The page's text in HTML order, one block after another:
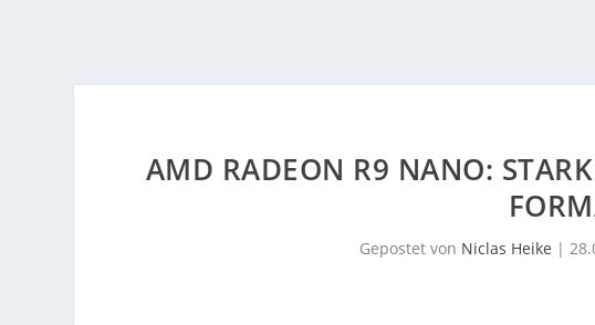
AMD RADEON R9 NANO:
Gepostet von Niclas Heike |